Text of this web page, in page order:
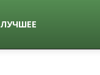
ЛУЧШЕЕ